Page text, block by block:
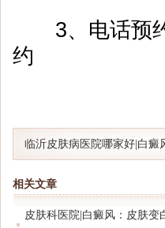
3、电话预约
约
临沂皮肤病医院哪家好|白癜
警惕贫血风险?
相关文章
皮肤科医院|白癜风：皮肤变